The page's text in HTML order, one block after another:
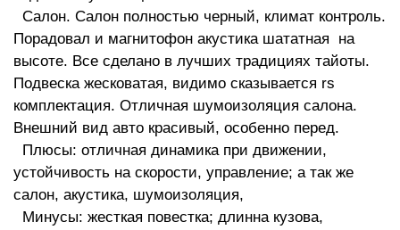
Салон. Салон полностью черный, климат контроль.
Порадовал и магнитофон акустика шататная на
высоте. Все сделано в лучших традициях тайоты.
Подвеска жесковатая, видимо сказывается rs
комплектация. Отличная шумоизоляция салона.
Внешний вид авто красивый, особенно перед.
Плюсы: отличная динамика при движении,
устойчивость на скорости, управление; а так же
салон, акустика, шумоизоляция,
Минусы: жесткая повестка; длинна кузова,